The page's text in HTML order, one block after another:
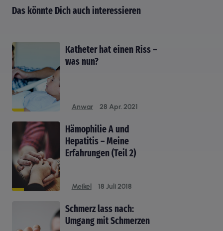
Das könnte Dich auch interessieren
Katheter hat einen Riss –
was nun?
Anwar 28 Apr. 2021
Hämophilie A und
Hepatitis – Meine
Erfahrungen (Teil 2)
Meikel 18 Juli 2018
Schmerz lass nach:
Umgang mit Schmerzen